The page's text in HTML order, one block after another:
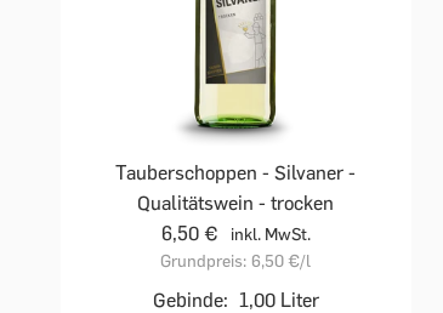
Tauberschoppen - Silvaner -
Qualitätswein - trocken
6,50 €
inkl. MwSt.
Grundpreis: 6,50 €/l
Gebinde: 1,00 Liter